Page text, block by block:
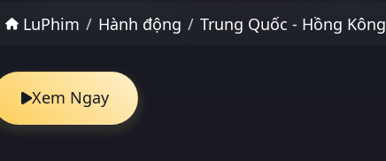
LuPhim Hành động Trung Quốc - Hồng Kông
Xem Ngay